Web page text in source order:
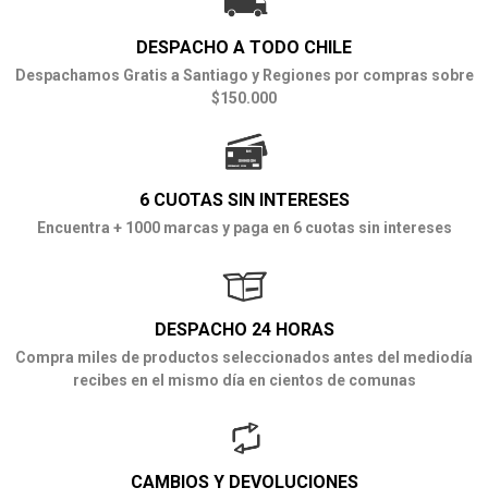
DESPACHO A TODO CHILE
Despachamos Gratis a Santiago y Regiones por compras sobre
$150.000
6 CUOTAS SIN INTERESES
Encuentra + 1000 marcas y paga en 6 cuotas sin intereses
DESPACHO 24 HORAS
Compra miles de productos seleccionados antes del mediodía
recibes en el mismo día en cientos de comunas
CAMBIOS Y DEVOLUCIONES